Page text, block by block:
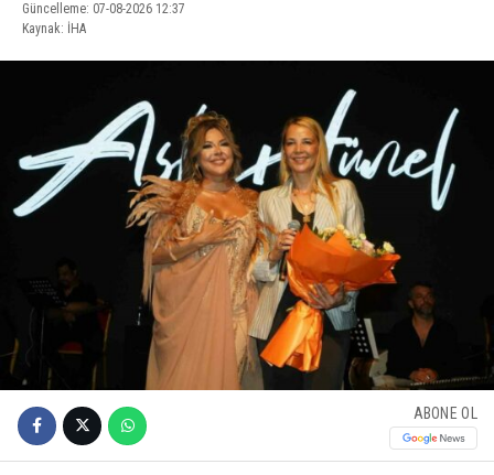
Güncelleme: 07-08-2026 12:37
Kaynak: İHA
ABONE OL